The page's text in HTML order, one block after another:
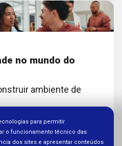
no mundo do
ambiente de
para permitir
o funcionamento técnico das
dos sites e apresentar conteúdos